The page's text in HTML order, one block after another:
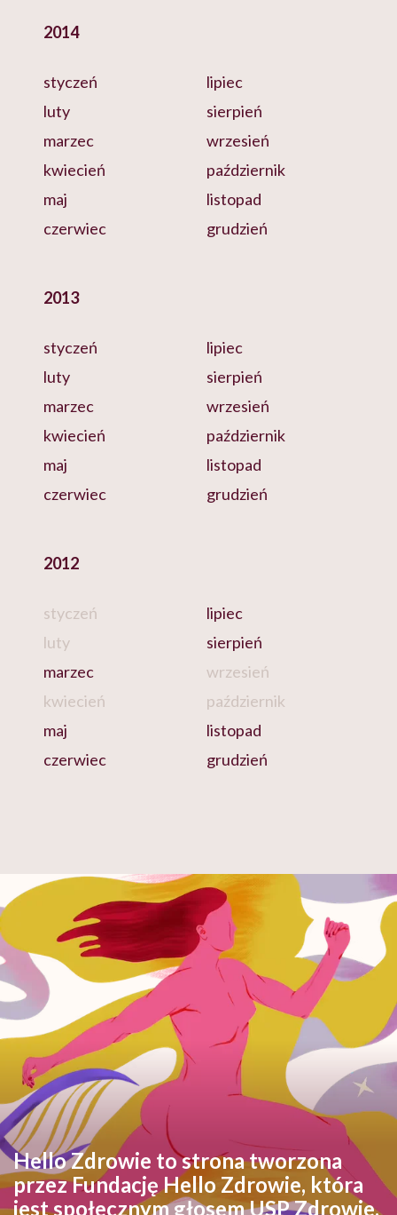
2014
styczeń
luty
marzec
kwiecień
maj
czerwiec
lipiec
sierpień
wrzesień
październik
listopad
grudzień
2013
styczeń
luty
marzec
kwiecień
maj
czerwiec
lipiec
sierpień
wrzesień
październik
listopad
grudzień
2012
styczeń
luty
marzec
kwiecień
maj
czerwiec
lipiec
sierpień
wrzesień
październik
listopad
grudzień
Hello Zdrowie to strona tworzona
przez Fundację Hello Zdrowie, która
jest społecznym głosem USP Zdrowie.